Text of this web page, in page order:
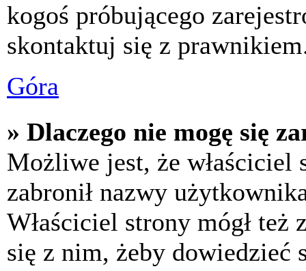
kogoś próbującego
skontaktuj się z
Góra
» Dlaczego nie mogę się
Możliwe jest, że właściciel
zabronił nazwy
Właściciel strony mógł
się z nim, żeby dowiedzieć